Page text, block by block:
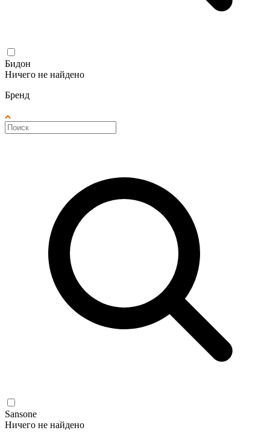
Бидон
Ничего не найдено
Бренд
Sansone
Ничего не найдено